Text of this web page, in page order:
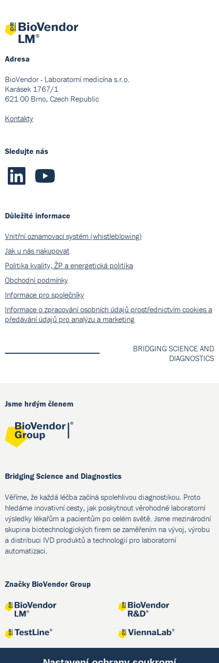
Adresa
BioVendor - Laboratorní medicína s.r.o.
Karásek 1767/1
621 00 Brno, Czech Republic
Kontakty
Sledujte nás
Důležité informace
Vnitřní oznamovací systém (whistleblowing)
Jak u nás nakupovat
Politika kvality, ŽP a energetická politika
Obchodní podmínky
Informace pro společníky
Informace o zpracování osobních údajů prostřednictvím cookies a
předávání údajů pro analýzu a marketing
BRIDGING SCIENCE AND
DIAGNOSTICS
Jsme hrdým členem
Bridging Science and Diagnostics
Věříme, že každá léčba začíná spolehlivou diagnostikou. Proto
hledáme inovativní cesty, jak poskytnout věrohodné laboratorní
výsledky lékařům a pacientům po celém světě. Jsme mezinárodní
skupina biotechnologických firem se zaměřením na vývoj, výrobu
a distribuci IVD produktů a technologií pro laboratorní
automatizaci.
Značky BioVendor Group